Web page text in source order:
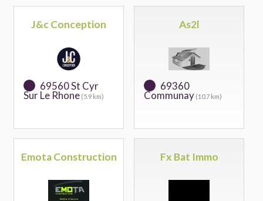
J&c Conception
69560 St Cyr
Sur Le Rhone (5.9 km)
As2l
69360
Communay (10.7 km)
Emota Construction Fx Bat Immo